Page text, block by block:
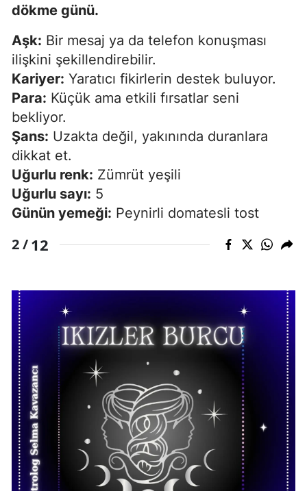
dökme günü.
Aşk: Bir mesaj ya da telefon konuşması
ilişkini şekillendirebilir.
Kariyer: Yaratıcı fikirlerin destek buluyor.
Para: Küçük ama etkili fırsatlar seni
bekliyor.
Şans: Uzakta değil, yakınında duranlara
dikkat et.
Uğurlu renk: Zümrüt yeşili
Uğurlu sayı: 5
Günün yemeği: Peynirli domatesli tost
2 /12